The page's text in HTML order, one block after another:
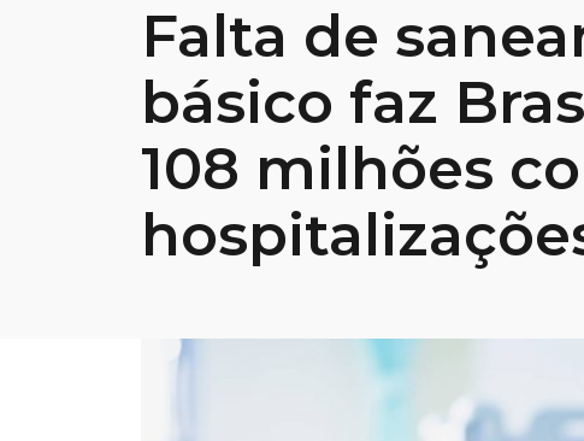
Falta de
básico faz
108 milhões